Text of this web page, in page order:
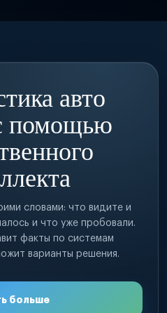
авто
помощью
словами: что видите и
и что уже пробовали.
факты по системам
варианты решения.
больше